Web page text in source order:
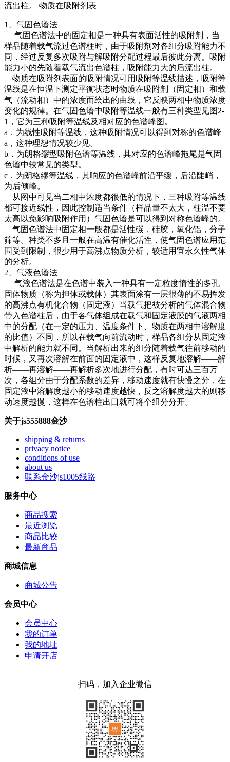
流出柱。 物质在吸附剂表
1、气固色谱法
气固色谱法中的固定相是一种具有表面活性的吸附剂，当
样品随着载气流过色谱柱时，由于吸附剂对各组分吸附能力不
同，经过反复多次吸附与解吸附分配过程最后彼此分离。吸附
能力小的先随着载气流出色谱柱，吸附能力大的后流出柱。
物质在吸附剂表面的吸附情况可用吸附等温线描述，吸附等
温线是在恒温下测定平衡状态时物质在吸附剂（固定相）和载
气（流动相）中的浓度而绘出的曲线，它反映两相中物质浓度
变化的规律。在气固色谱中吸附等温线一般有三种类型见图2-
1，它为三种吸附等温线及相对应的色谱峰图。
a．为线性吸附等温线，这种吸附情况可以得到对称的色谱峰
a，这种理想情况较少见。
b．为朗格缪型吸附色谱等温线，其对应的色谱峰拖尾是气固
色谱中较常见的类型。
c．为朗格繆等温线，其响应的色谱峰前沿平缓，后沿陡峭，
为后倾峰。
从图中可见当二相中浓度都很低的情况下，三种吸附等温线
都可接近线性，因此控制适当条件（样品量不太大，柱温不要
太高以免影响吸附作用）气固色谱是可以得到对称色谱峰的。
气固色谱法中固定相一般都是活性碳，硅胶，氧化铝，分子
筛等。种类不多且一般在高温有催化活性，使气固色谱应用范
围受到限制，很少用于高沸点物质分析，较适用宜永久性气体
的分析。
2、气液色谱法
气液色谱法是在色谱中装入一种具有一定粒度惰性的多孔
固体物质（称为担体或载体）其表面涂有一层很薄的不易挥发
的高沸点有机化合物（固定液）当载气把被分析的气体混合物
带入色谱柱后，由于各气体组成在载气和固定液膜的气液两相
中的分配（在一定的压力、温度条件下、物质在两相中溶解度
的比值）不同，所以在载气向前流动时，样品各组分从固定液
中解析的能力就不同。当解析出来的组分随着载气往前移动的
时候，又再次溶解在前面的固定液中，这样反复地溶解——解
析——再溶解——再解析多次地进行分配，有时可达三百万
次，各组分由于分配系数的差异，移动速度就有快慢之分，在
固定液中溶解度越小的移动速度越快，反之溶解度越大的则移
动速度越慢，这样在色谱柱出口就可将个组分分开。
关于js555888金沙
shipping & returns
privacy notice
conditions of use
about us
联系金沙js1005线路
服务中心
商品搜索
最近浏览
商品比较
最新商品
商城信息
商城公告
会员中心
会员中心
我的订单
我的地址
申请开店
扫码，加入企业微信